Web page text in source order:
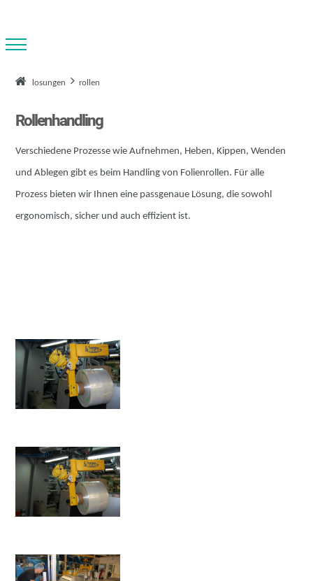
losungen rollen
Rollenhandling
Verschiedene Prozesse wie Aufnehmen, Heben, Kippen, Wenden
und Ablegen gibt es beim Handling von Folienrollen. Für alle
Prozess bieten wir Ihnen eine passgenaue Lösung, die sowohl
ergonomisch, sicher und auch effizient ist.